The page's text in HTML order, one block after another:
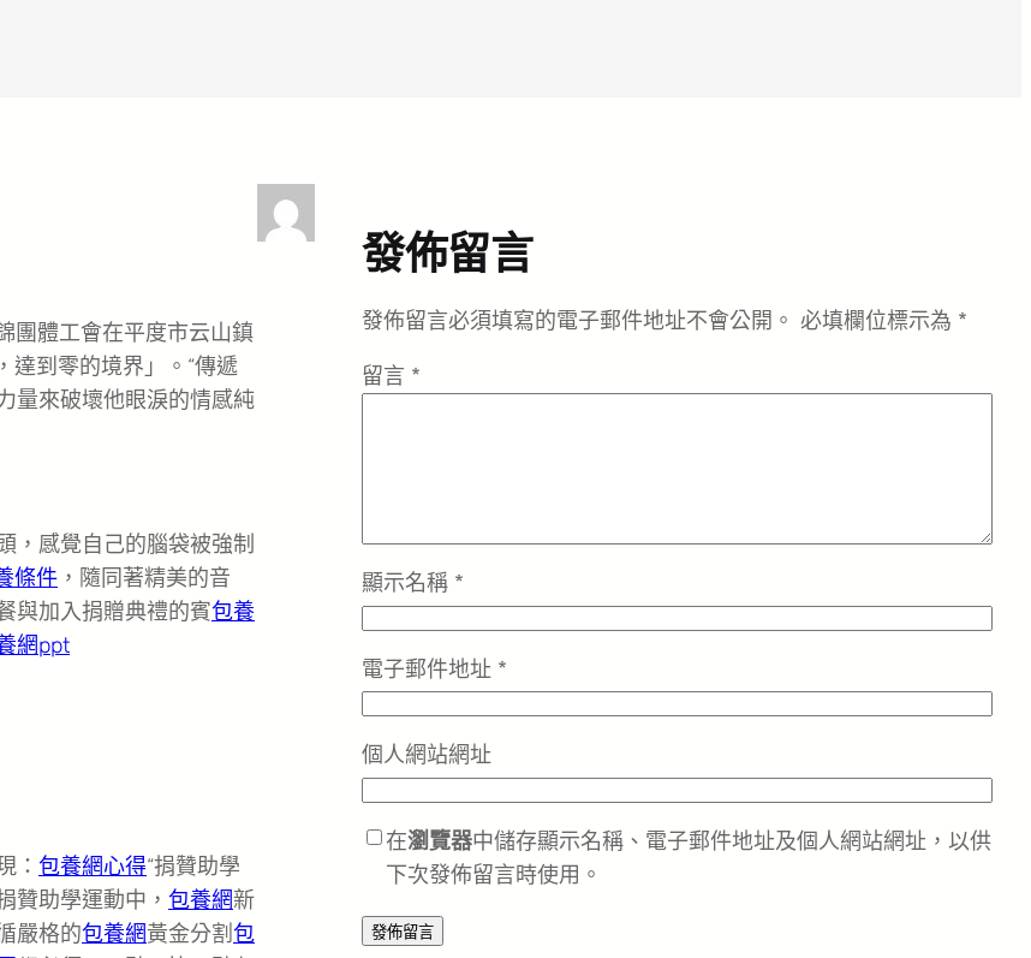
體工會在平度市云山鎮
達到零的境界」。“傳遞
量來破壞他眼淚的情感純
感覺自己的腦袋被強制
條件 ，隨同著精美的音
與加入捐贈典禮的賓包養
網ppt
： 包養網心得“捐贊助學
贊助學運動中， 包養網新
嚴格的包養網黃金分割包
發佈留言
發佈留言必須填寫的電子郵件地址不會公開。 必填欄位標示為 *
留言 *
顯示名稱 *
電子郵件地址 *
個人網站網址
在瀏覽器中儲存顯示名稱、電子郵件地址及個人網站網址，以供
下次發佈留言時使用。